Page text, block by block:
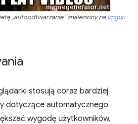
„autoodtwarzanie” znaleziony naImgur.
stosują coraz bardziej
dotyczące automatycznego
wygodę użytkowników,